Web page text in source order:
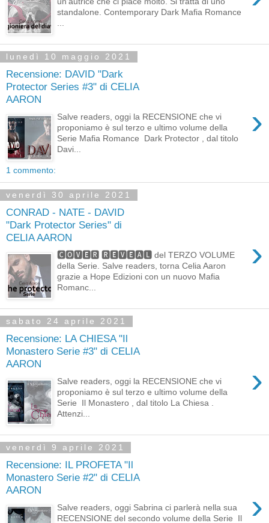
standalone. Contemporary Dark Mafia Romance
lunedì 10 maggio 2021
Recensione: DAVID "Dark
Protector Series #3" di CELIA
AARON
›
Salve readers, oggi la RECENSIONE che vi
proponiamo è sul terzo e ultimo volume della
Serie Mafia Romance Dark Protector , dal titolo
Davi...
1 commento:
venerdì 30 aprile 2021
CONRAD - NATE - DAVID
"Dark Protector Series" di
CELIA AARON
›
🅲🅾🆅🅴🆁 🆁🅴🆅🅴🅰🅻 del TERZO VOLUME
della Serie. Salve readers, torna Celia Aaron
grazie a Hope Edizioni con un nuovo Mafia
Romanc...
sabato 24 aprile 2021
Recensione: LA CHIESA "Il
Monastero Serie #3" di CELIA
AARON
›
Salve readers, oggi la RECENSIONE che vi
proponiamo è sul terzo e ultimo volume della
Serie Il Monastero , dal titolo La Chiesa .
Attenzi...
venerdì 9 aprile 2021
Recensione: IL PROFETA "Il
Monastero Serie #2" di CELIA
AARON
›
Salve readers, oggi Sabrina ci parlerà nella sua
RECENSIONE del secondo volume della Serie Il